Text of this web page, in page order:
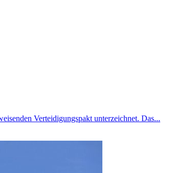
Verteidigungspakt unterzeichnet. Das...